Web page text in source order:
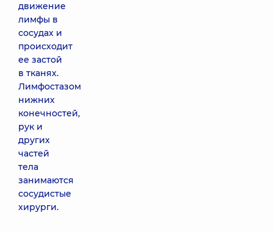
движение
лимфы в
сосудах и
происходит
ее застой
в тканях.
Лимфостазом
нижних
конечностей,
рук и
других
частей
тела
занимаются
сосудистые
хирурги.